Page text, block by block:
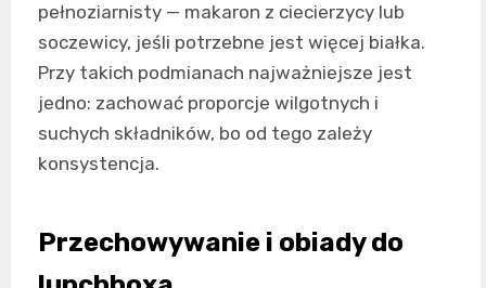
pełnoziarnisty — makaron z ciecierzycy lub
soczewicy, jeśli potrzebne jest więcej białka.
Przy takich podmianach najważniejsze jest
jedno: zachować proporcje wilgotnych i
suchych składników, bo od tego zależy
konsystencja.
Przechowywanie i obiady do